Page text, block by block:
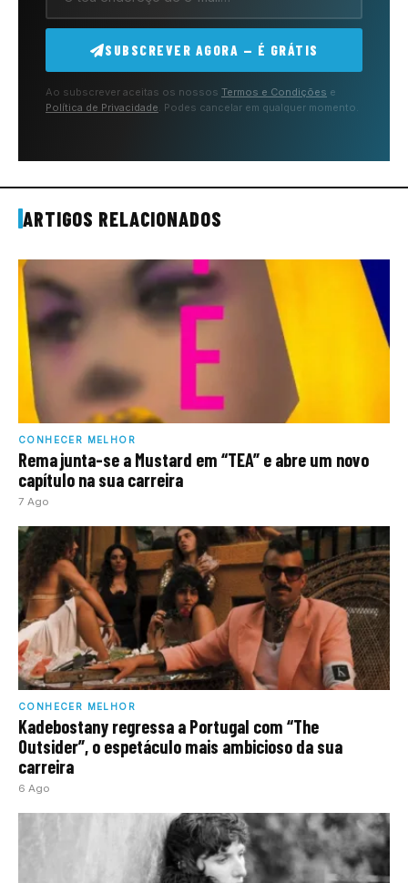
SUBSCREVER AGORA — É GRÁTIS
Ao subscrever aceitas os nossos Termos e Condições e
Política de Privacidade. Podes cancelar em qualquer momento.
ARTIGOS RELACIONADOS
CONHECER MELHOR
Rema junta-se a Mustard em “TEA” e abre um novo
capítulo na sua carreira
7 Ago
CONHECER MELHOR
Kadebostany regressa a Portugal com “The
Outsider”, o espetáculo mais ambicioso da sua
carreira
6 Ago